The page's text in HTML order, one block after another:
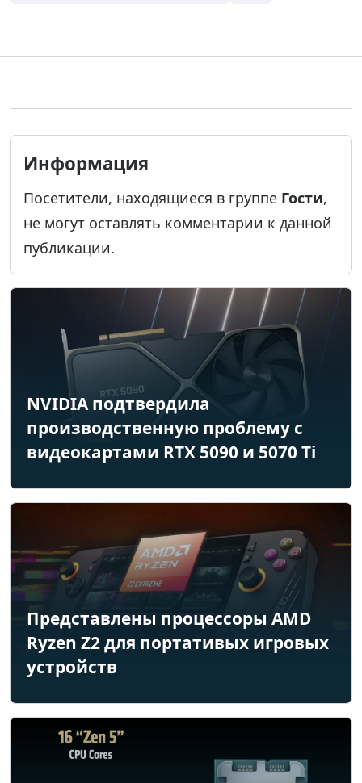
Информация
Посетители, находящиеся в группе Гости,
не могут оставлять комментарии к данной
публикации.
NVIDIA подтвердила
производственную проблему с
видеокартами RTX 5090 и 5070 Ti
Представлены процессоры AMD
Ryzen Z2 для портативых игровых
устройств